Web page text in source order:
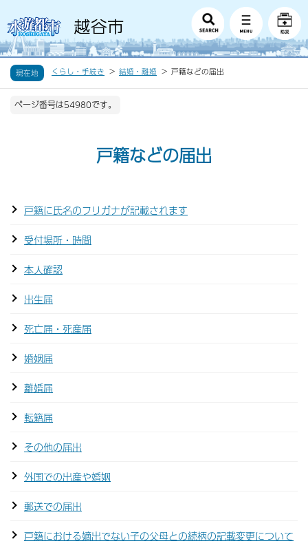
現在地 くらし・手続き 結婚・離婚 戸籍などの届出
ページ番号は54980です。
戸籍などの届出
戸籍に氏名のフリガナが記載されます
受付場所・時間
本人確認
出生届
死亡届・死産届
婚姻届
離婚届
転籍届
その他の届出
外国での出産や婚姻
郵送での届出
戸籍における嫡出でない子の父母との続柄の記載変更について